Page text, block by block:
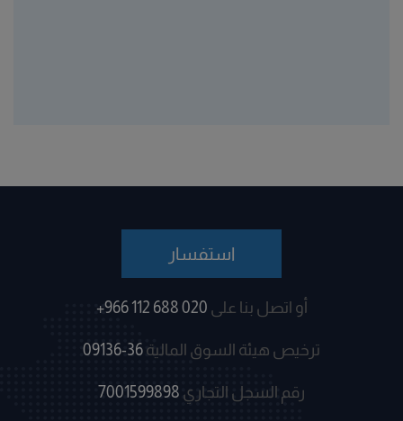
استفسار
أو اتصل بنا على +966 112 688 020
ترخيص هيئة السوق المالية 09136-36
رقم السجل التجاري 7001599898